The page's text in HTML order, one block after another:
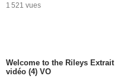
1 521 vues
Welcome to the Rileys Extrait
vidéo (4) VO